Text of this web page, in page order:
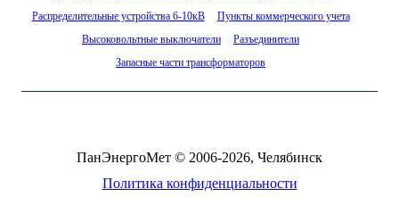
Распределительные устройства 6-10кВ
Пункты коммерческого учета
Высоковольтные выключатели
Разъединители
Запасные части трансформаторов
ПанЭнергоМет © 2006-2026, Челябинск
Политика конфиденциальности